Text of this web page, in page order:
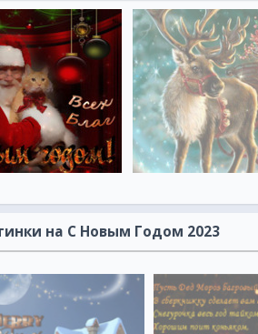
на С Новым Годом 2023